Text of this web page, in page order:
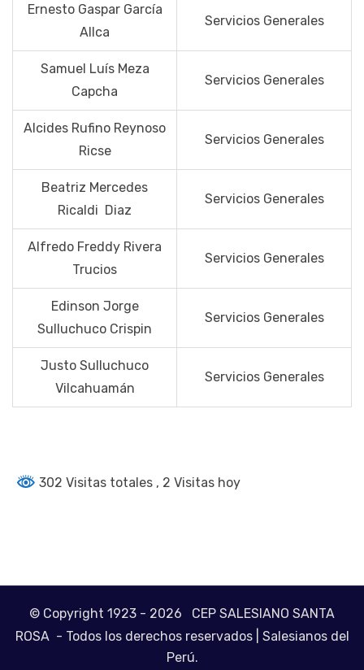
Ernesto Gaspar García
Allca
Servicios Generales
Samuel Luís Meza
Capcha
Servicios Generales
Alcides Rufino Reynoso
Ricse
Servicios Generales
Beatriz Mercedes
Ricaldi Diaz
Servicios Generales
Alfredo Freddy Rivera
Trucios
Servicios Generales
Edinson Jorge
Sulluchuco Crispin
Servicios Generales
Justo Sulluchuco
Vilcahuamán
Servicios Generales
302 Visitas totales , 2 Visitas hoy
© Copyright 1923 - 2026 CEP SALESIANO SANTA
ROSA - Todos los derechos reservados | Salesianos del
Perú.